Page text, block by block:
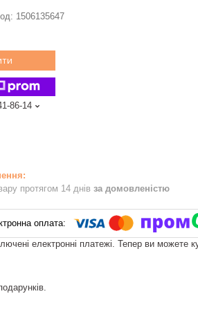
1506135647
86-14
протягом 14 днів за домовленістю
електронні платежі. Тепер ви можете